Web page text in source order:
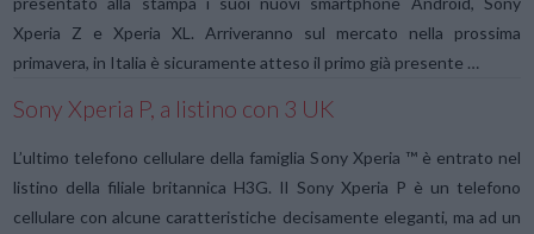
Xperia Z e Xperia XL. Arriveranno sul mercato nella prossima
primavera, in Italia è sicuramente atteso il primo già presente …
Sony Xperia P, a listino con 3 UK
L’ultimo telefono cellulare della famiglia Sony Xperia ™ è entrato nel
listino della filiale britannica H3G. Il Sony Xperia P è un telefono
cellulare con alcune caratteristiche decisamente eleganti, ma ad un